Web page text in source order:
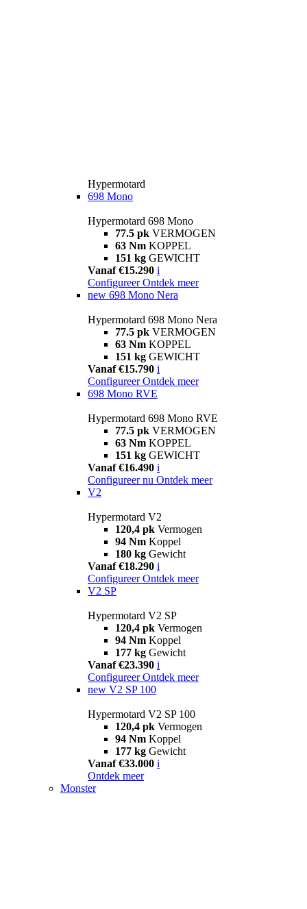
Hypermotard
698 Mono
Hypermotard 698 Mono
77.5 pk VERMOGEN
63 Nm KOPPEL
151 kg GEWICHT
Vanaf €15.290 i
Configureer Ontdek meer
new 698 Mono Nera
Hypermotard 698 Mono Nera
77.5 pk VERMOGEN
63 Nm KOPPEL
151 kg GEWICHT
Vanaf €15.790 i
Configureer Ontdek meer
698 Mono RVE
Hypermotard 698 Mono RVE
77.5 pk VERMOGEN
63 Nm KOPPEL
151 kg GEWICHT
Vanaf €16.490 i
Configureer nu Ontdek meer
V2
Hypermotard V2
120,4 pk Vermogen
94 Nm Koppel
180 kg Gewicht
Vanaf €18.290 i
Configureer Ontdek meer
V2 SP
Hypermotard V2 SP
120,4 pk Vermogen
94 Nm Koppel
177 kg Gewicht
Vanaf €23.390 i
Configureer Ontdek meer
new V2 SP 100
Hypermotard V2 SP 100
120,4 pk Vermogen
94 Nm Koppel
177 kg Gewicht
Vanaf €33.000 i
Ontdek meer
Monster